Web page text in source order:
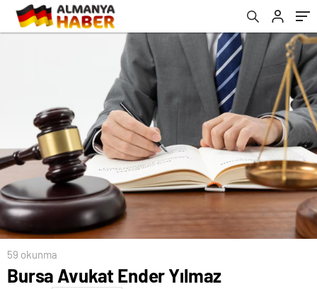
59 okunma
Bursa Avukat Ender Yılmaz